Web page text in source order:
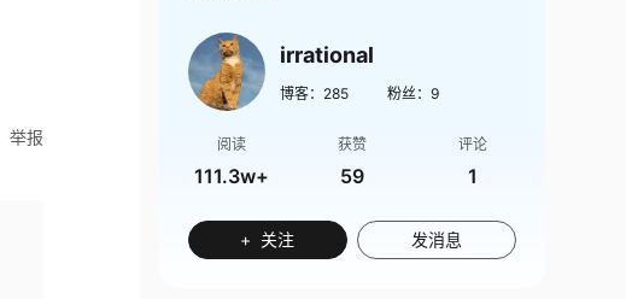
举报
irrational
博客： 285 粉丝： 9
阅读
111.3w+
获赞
59
评论
1
+ 关注 发消息